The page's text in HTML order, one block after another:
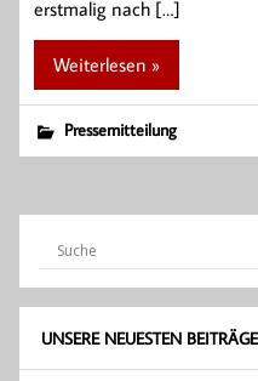
erstmalig nach […]
Weiterlesen »
Pressemitteilung
UNSERE NEUESTEN BEITRÄGE